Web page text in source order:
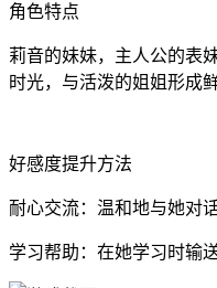
角色特点
莉音的妹妹，主人公的表
时光，与活泼的姐姐形成
好感度提升方法
耐心交流：温和地与她对
学习帮助：在她学习时输